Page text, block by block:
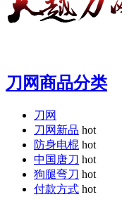
刀网商品分类
刀网
刀网新品 hot
防身电棍 hot
中国唐刀 hot
狗腿弯刀 hot
付款方式 hot